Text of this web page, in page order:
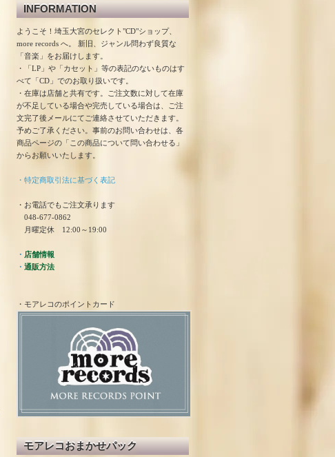
INFORMATION
ようこそ！埼玉大宮のセレクト"CD"ショップ、
more records へ。 新旧、ジャンル問わず良質な
「音楽」をお届けします。
・「LP」や「カセット」等の表記のないものはす
べて「CD」でのお取り扱いです。
・在庫は店舗と共有です。ご注文数に対して在庫
が不足している場合や完売している場合は、ご注
文完了後メールにてご連絡させていただきます。
予めご了承ください。事前のお問い合わせは、各
商品ページの「この商品について問い合わせる」
からお願いいたします。
・特定商取引法に基づく表記
・お電話でもご注文承ります
048-677-0862
月曜定休 12:00～19:00
・ 店舗情報
・ 通販方法
・モアレコのポイントカード
モアレコおまかせパック